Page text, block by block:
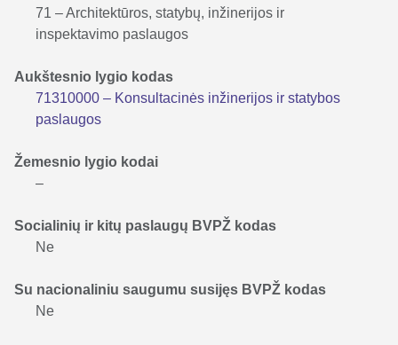
71 – Architektūros, statybų, inžinerijos ir
inspektavimo paslaugos
Aukštesnio lygio kodas
71310000 – Konsultacinės inžinerijos ir statybos
paslaugos
Žemesnio lygio kodai
–
Socialinių ir kitų paslaugų BVPŽ kodas
Ne
Su nacionaliniu saugumu susijęs BVPŽ kodas
Ne